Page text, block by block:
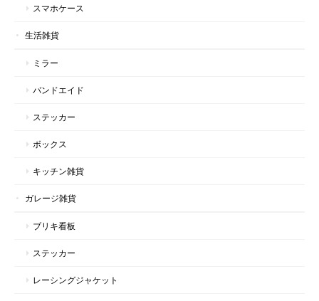
スマホケース
生活雑貨
ミラー
バンドエイド
ステッカー
ボックス
キッチン雑貨
ガレージ雑貨
ブリキ看板
ステッカー
レーシングジャケット